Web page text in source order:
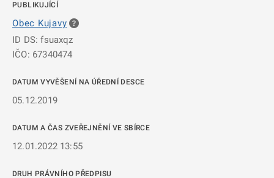
PUBLIKUJÍCÍ
Obec Kujavy
ID DS: fsuaxqz
IČO: 67340474
DATUM VYVĚŠENÍ NA ÚŘEDNÍ DESCE
05.12.2019
DATUM A ČAS ZVEŘEJNĚNÍ VE SBÍRCE
12.01.2022 13:55
DRUH PRÁVNÍHO PŘEDPISU